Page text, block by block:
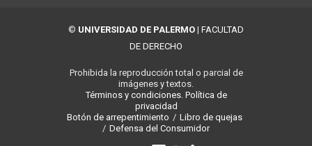
© UNIVERSIDAD DE PALERMO | FACULTAD
DE DERECHO
Prohibida la reproducción total o parcial de
imágenes y textos.
Términos y condiciones. Política de
privacidad
Botón de arrepentimiento / Libro de quejas
/ Defensa del Consumidor